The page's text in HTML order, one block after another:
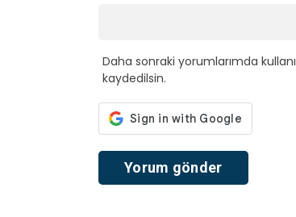
Daha sonraki yorumlarımda
kaydedilsin.